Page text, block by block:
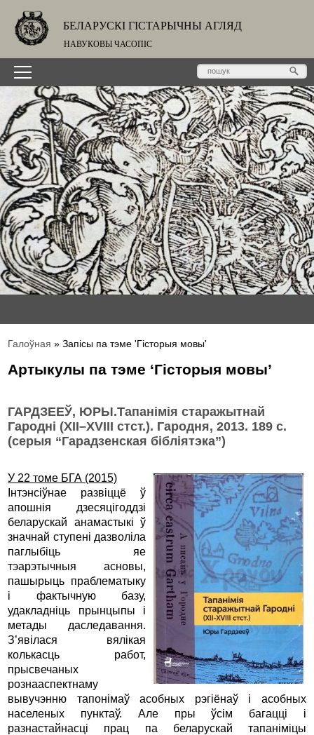
БЕЛАРУСКІ ГІСТАРЫЧНЫ АГЛЯД
НАВУКОВЫ ЧАСОПІС
Галоўная » Запісы па тэме 'Гісторыя мовы'
Артыкулы па тэме ‘Гісторыя мовы’
ГАРДЗЕЕЎ, ЮРЫ.Тапанімія старажытнай
Гародні (ХІІ–ХVІІІ стст.). Гародня, 2013. 189 с.
(серыя “Гарадзенская бібліятэка”)
У 22 томе БГА (2015)
Інтэнсіўнае развіццё ў
апошнія дзесяцігоддзі
беларускай анамастыкі ў
значнай ступені дазволіла
паглыбіць яе
тэарэтычныя асновы,
пашырыць праблематыку
і фактычную базу,
удакладніць прынцыпы і
метады даследавання.
З’явілася вялікая
колькасць работ,
прысвечаных
рознааспектнаму
вывучэнню тапонімаў асобных рэгіёнаў і асобных
населеных пунктаў. Але пры ўсім багацці і
разнастайнасці прац па беларускай тапаніміцы